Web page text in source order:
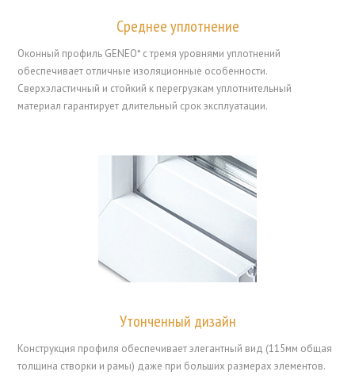
Среднее уплотнение
Оконный профиль GENEO* с тремя уровнями уплотнений
обеспечивает отличные изоляционные особенности.
Сверхэластичный и стойкий к перегрузкам уплотнительный
материал гарантирует длительный срок эксплуатации.
Утонченный дизайн
Конструкция профиля обеспечивает элегантный вид (115мм общая
толщина створки и рамы) даже при больших размерах элементов.